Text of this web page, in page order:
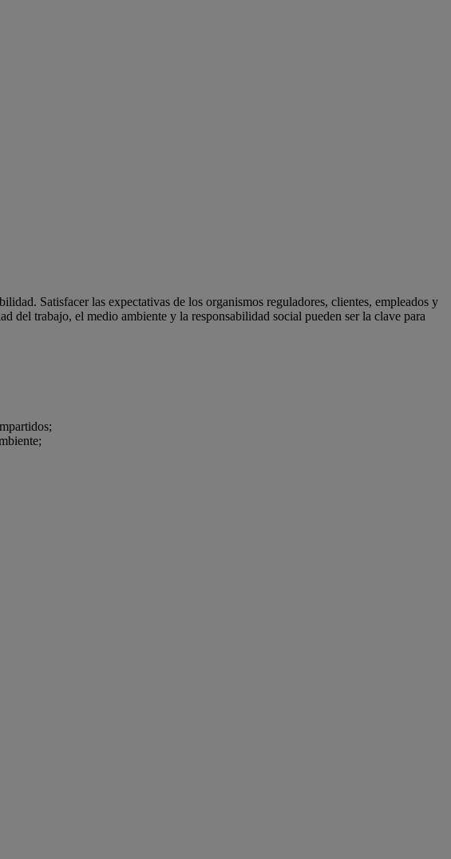
Satisfacer las expectativas de los organismos reguladores, clientes, empleados y
trabajo, el medio ambiente y la responsabilidad social pueden ser la clave para